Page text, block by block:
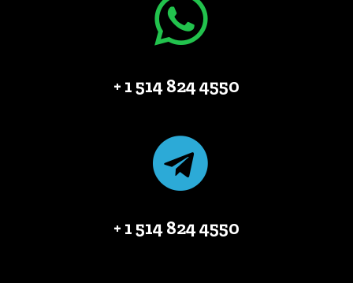
4550 824 514 1 +
4550 824 514 1 +